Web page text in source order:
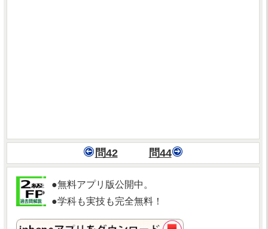
問42 問44
●無料アプリ版公開中。
●学科も実技も完全無料！